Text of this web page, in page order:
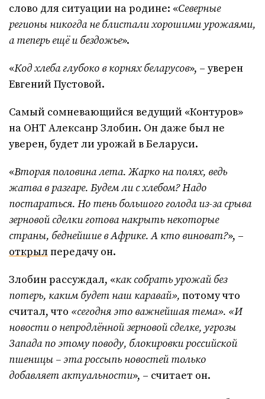
слово для ситуации на родине: «Северные
регионы никогда не блистали хорошими урожаями,
а теперь ещё и бездожье».
«Код хлеба глубоко в корнях беларусов», – уверен
Евгений Пустовой.
Самый сомневающийся ведущий «Контуров»
на ОНТ Алексанр Злобин. Он даже был не
уверен, будет ли урожай в Беларуси.
«Вторая половина лета. Жарко на полях, ведь
жатва в разгаре. Будем ли с хлебом? Надо
постараться. Но тень большого голода из-за срыва
зерновой сделки готова накрыть некоторые
страны, беднейшие в Африке. А кто виноват?», –
открыл передачу он.
Злобин рассуждал, «как собрать урожай без
потерь, каким будет наш каравай», потому что
считал, что «сегодня это важнейшая тема». «И
новости о непродлённой зерновой сделке, угрозы
Запада по этому поводу, блокировки российской
пшеницы – эта россыпь новостей только
добавляет актуальности», – считает он.